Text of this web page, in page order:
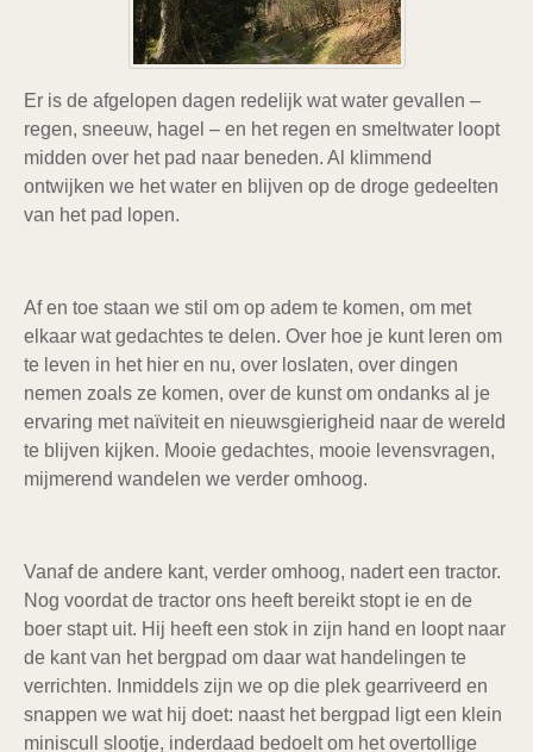
Er is de afgelopen dagen redelijk wat water gevallen –
regen, sneeuw, hagel – en het regen en smeltwater loopt
midden over het pad naar beneden. Al klimmend
ontwijken we het water en blijven op de droge gedeelten
van het pad lopen.
Af en toe staan we stil om op adem te komen, om met
elkaar wat gedachtes te delen. Over hoe je kunt leren om
te leven in het hier en nu, over loslaten, over dingen
nemen zoals ze komen, over de kunst om ondanks al je
ervaring met naïviteit en nieuwsgierigheid naar de wereld
te blijven kijken. Mooie gedachtes, mooie levensvragen,
mijmerend wandelen we verder omhoog.
Vanaf de andere kant, verder omhoog, nadert een tractor.
Nog voordat de tractor ons heeft bereikt stopt ie en de
boer stapt uit. Hij heeft een stok in zijn hand en loopt naar
de kant van het bergpad om daar wat handelingen te
verrichten. Inmiddels zijn we op die plek gearriveerd en
snappen we wat hij doet: naast het bergpad ligt een klein
miniscull slootje, inderdaad bedoelt om het overtollige